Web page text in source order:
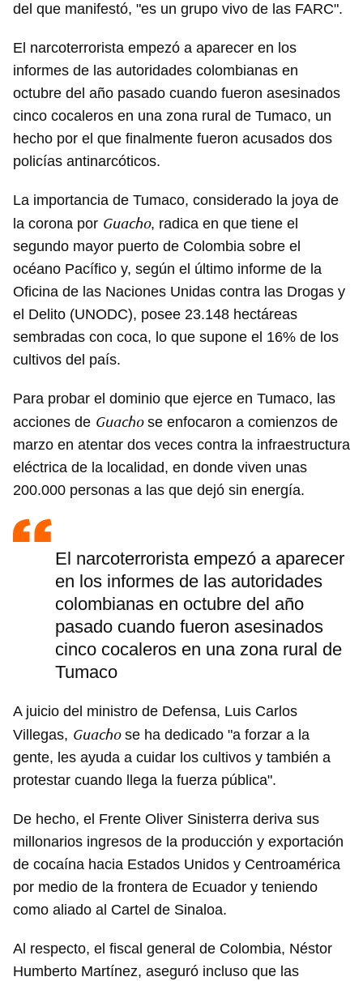
Guardar como favorito
Para poder guardar como favorito, primero has de
iniciar sesión con tu cuenta de 14ymedio.
INICIAR SESIÓN CANCELAR
del que manifestó, "es un grupo vivo de las FARC".
El narcoterrorista empezó a aparecer en los
informes de las autoridades colombianas en
octubre del año pasado cuando fueron asesinados
cinco cocaleros en una zona rural de Tumaco, un
hecho por el que finalmente fueron acusados dos
policías antinarcóticos.
La importancia de Tumaco, considerado la joya de
la corona por Guacho, radica en que tiene el
segundo mayor puerto de Colombia sobre el
océano Pacífico y, según el último informe de la
Oficina de las Naciones Unidas contra las Drogas y
el Delito (UNODC), posee 23.148 hectáreas
sembradas con coca, lo que supone el 16% de los
cultivos del país.
Para probar el dominio que ejerce en Tumaco, las
acciones de Guachose enfocaron a comienzos de
marzo en atentar dos veces contra la infraestructura
eléctrica de la localidad, en donde viven unas
200.000 personas a las que dejó sin energía.
El narcoterrorista empezó a aparecer
en los informes de las autoridades
colombianas en octubre del año
pasado cuando fueron asesinados
cinco cocaleros en una zona rural de
Tumaco
A juicio del ministro de Defensa, Luis Carlos
Villegas, Guachose ha dedicado "a forzar a la
gente, les ayuda a cuidar los cultivos y también a
protestar cuando llega la fuerza pública".
De hecho, el Frente Oliver Sinisterra deriva sus
millonarios ingresos de la producción y exportación
de cocaína hacia Estados Unidos y Centroamérica
por medio de la frontera de Ecuador y teniendo
como aliado al Cartel de Sinaloa.
Al respecto, el fiscal general de Colombia, Néstor
Humberto Martínez, aseguró incluso que las